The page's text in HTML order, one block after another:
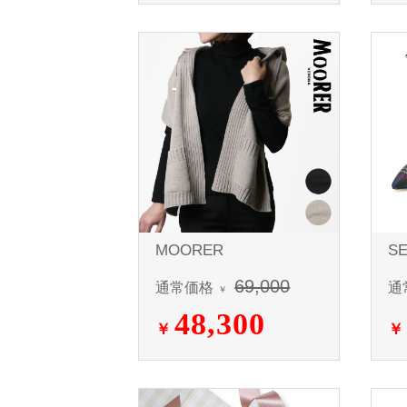
MOORER
通常価格 ￥ 69,000
￥ 48,300
通
￥